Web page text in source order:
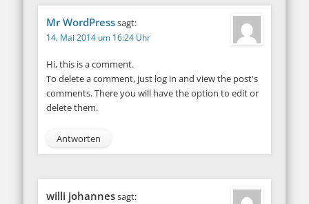
Mr WordPresssagt:
14. Mai 2014 um 16:24 Uhr
Hi, this is a comment.
To delete a comment, just log in and view the post's
comments. There you will have the option to edit or
delete them.
Antworten
willi johannessagt: